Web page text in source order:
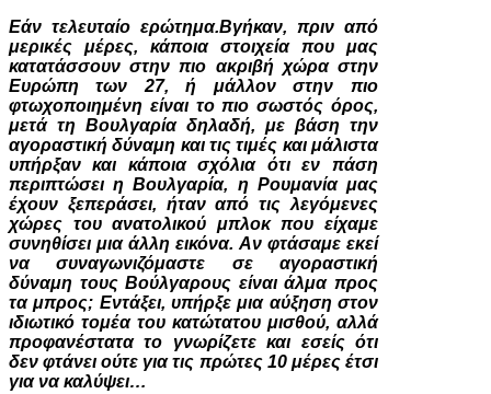
Εάν τελευταίο ερώτημα.Βγήκαν, πριν από
μερικές μέρες, κάποια στοιχεία που μας
κατατάσσουν στην πιο ακριβή χώρα στην
Ευρώπη των 27, ή μάλλον στην πιο
φτωχοποιημένη είναι το πιο σωστός όρος,
μετά τη Βουλγαρία δηλαδή, με βάση την
αγοραστική δύναμη και τις τιμές και μάλιστα
υπήρξαν και κάποια σχόλια ότι εν πάση
περιπτώσει η Βουλγαρία, η Ρουμανία μας
έχουν ξεπεράσει, ήταν από τις λεγόμενες
χώρες του ανατολικού μπλοκ που είχαμε
συνηθίσει μια άλλη εικόνα. Αν φτάσαμε εκεί
να συναγωνιζόμαστε σε αγοραστική
δύναμη τους Βούλγαρους είναι άλμα προς
τα μπρος; Εντάξει, υπήρξε μια αύξηση στον
ιδιωτικό τομέα του κατώτατου μισθού, αλλά
προφανέστατα το γνωρίζετε και εσείς ότι
δεν φτάνει ούτε για τις πρώτες 10 μέρες έτσι
για να καλύψει…